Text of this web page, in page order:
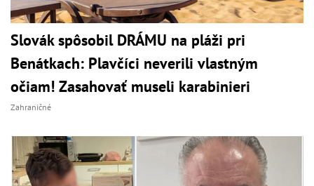
Slovák spôsobil DRÁMU na pláži pri
Benátkach: Plavčíci neverili vlastným
očiam! Zasahovať museli karabinieri
Zahraničné